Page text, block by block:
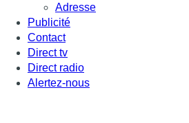
Adresse
Publicité
Contact
Direct tv
Direct radio
Alertez-nous